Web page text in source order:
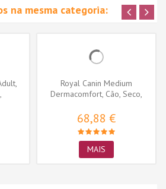
na mesma categoria:
Royal Canin Medium
Dermacomfort, Cão, Seco,
68,88 €
MAIS